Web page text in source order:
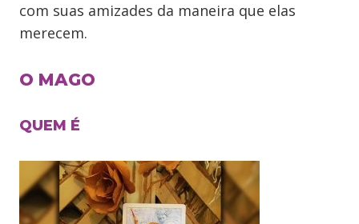
com suas amizades da maneira que elas
merecem.
O MAGO
QUEM É